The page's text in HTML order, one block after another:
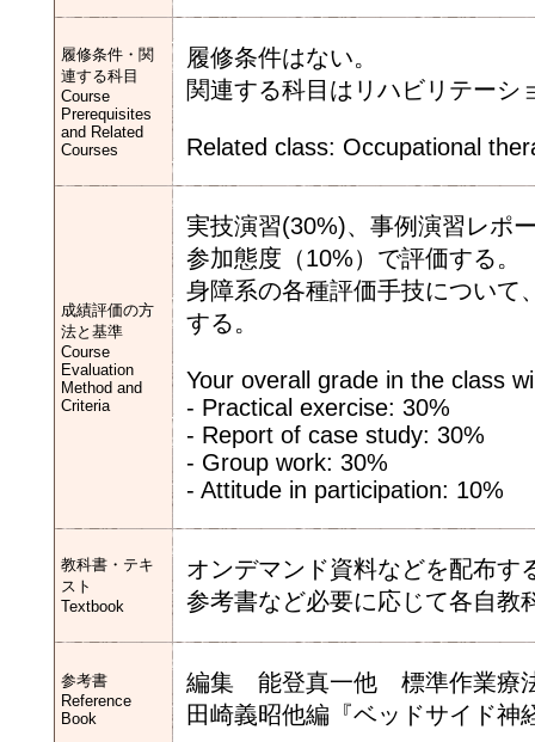
履修条件・関
連する科目
Course
Prerequisites
and Related
Courses
履修条件はない。
関連する科目はリハビリテーシ
Related class: Occupational
成績評価の方
法と基準
Course
Evaluation
Method and
Criteria
実技演習(30%)、事例演習レポ
参加態度（10%）で評価する。
身障系の各種評価手技について
する。
Your overall grade in the class
- Practical exercise: 30%
- Report of case study: 30%
- Group work: 30%
- Attitude in participation: 10%
教科書・テキ
スト
Textbook
オンデマンド資料などを配布す
参考書など必要に応じて各自教
参考書
Reference
Book
編集 能登真一他 標準作業療
田崎義昭他編『ベッドサイド神